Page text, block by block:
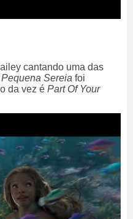
cantando uma das
Pequena Sereia foi
da vez é Part Of Your